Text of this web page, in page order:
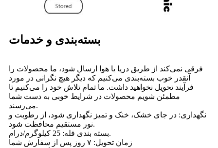
بسته‌بندی و خدمات
فرقی نمی‌کند از طریق دریا یا هوا ارسال شود، ما محصولات را
آنقدر خوب بسته‌بندی می‌کنیم که دیگر هیچ نگرانی در مورد
فرآیند تحویل نخواهید داشت. ما تمام تلاش خود را می‌کنیم تا
مطمئن شویم محصولات در شرایط خوبی به دست شما
می‌رسند.
نگهداری: در جای خشک، خنک و تمیز نگهداری شود، از رطوبت و
نور مستقیم محافظت شود.
بسته بندی فله: 25 کیلوگرم/درام.
زمان تحویل: ۷ روز پس از سفارش شما